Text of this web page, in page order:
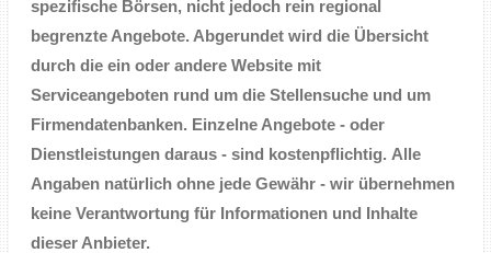
spezifische Börsen, nicht jedoch rein regional
begrenzte Angebote. Abgerundet wird die Übersicht
durch die ein oder andere Website mit
Serviceangeboten rund um die Stellensuche und um
Firmendatenbanken. Einzelne Angebote - oder
Dienstleistungen daraus - sind kostenpflichtig. Alle
Angaben natürlich ohne jede Gewähr - wir übernehmen
keine Verantwortung für Informationen und Inhalte
dieser Anbieter.